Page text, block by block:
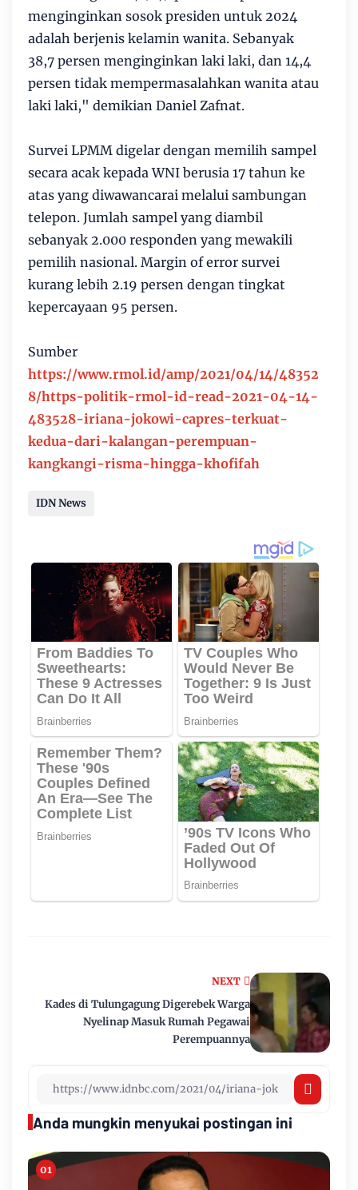
menginginkan sosok presiden untuk 2024
adalah berjenis kelamin wanita. Sebanyak
38,7 persen menginginkan laki laki, dan 14,4
persen tidak mempermasalahkan wanita atau
laki laki," demikian Daniel Zafnat.
Survei LPMM digelar dengan memilih sampel
secara acak kepada WNI berusia 17 tahun ke
atas yang diwawancarai melalui sambungan
telepon. Jumlah sampel yang diambil
sebanyak 2.000 responden yang mewakili
pemilih nasional. Margin of error survei
kurang lebih 2.19 persen dengan tingkat
kepercayaan 95 persen.
Sumber
https://www.rmol.id/amp/2021/04/14/48352
8/https-politik-rmol-id-read-2021-04-14-
483528-iriana-jokowi-capres-terkuat-
kedua-dari-kalangan-perempuan-
kangkangi-risma-hingga-khofifah
IDN News
NEXT
Kades di Tulungagung Digerebek Warga
Nyelinap Masuk Rumah Pegawai
Perempuannya
Anda mungkin menyukai postingan ini